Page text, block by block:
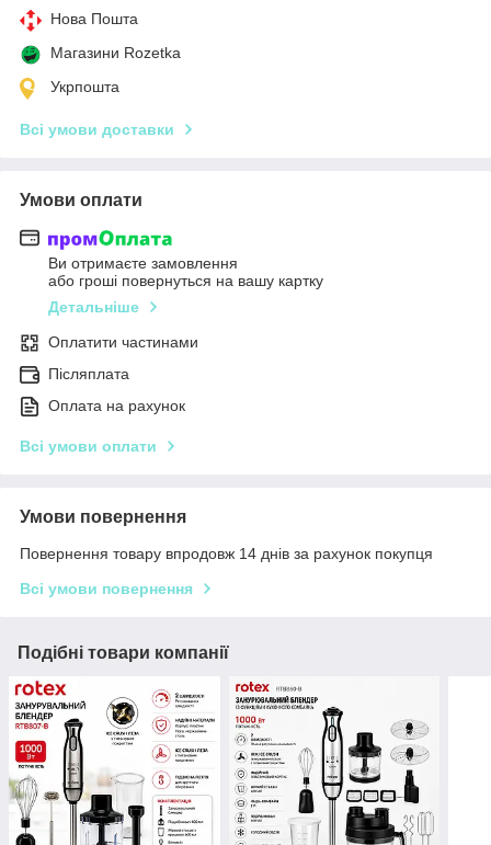
Нова Пошта
Магазини Rozetka
Укрпошта
Всі умови доставки
Умови оплати
Ви отримаєте замовлення
або гроші повернуться на вашу картку
Детальніше
Оплатити частинами
Післяплата
Оплата на рахунок
Всі умови оплати
Умови повернення
Повернення товару впродовж 14 днів за рахунок покупця
Всі умови повернення
Подібні товари компанії